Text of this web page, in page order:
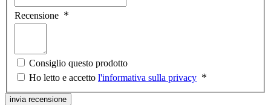
Recensione
Consiglio questo prodotto
Ho letto e accetto l'informativa sulla privacy
invia recensione